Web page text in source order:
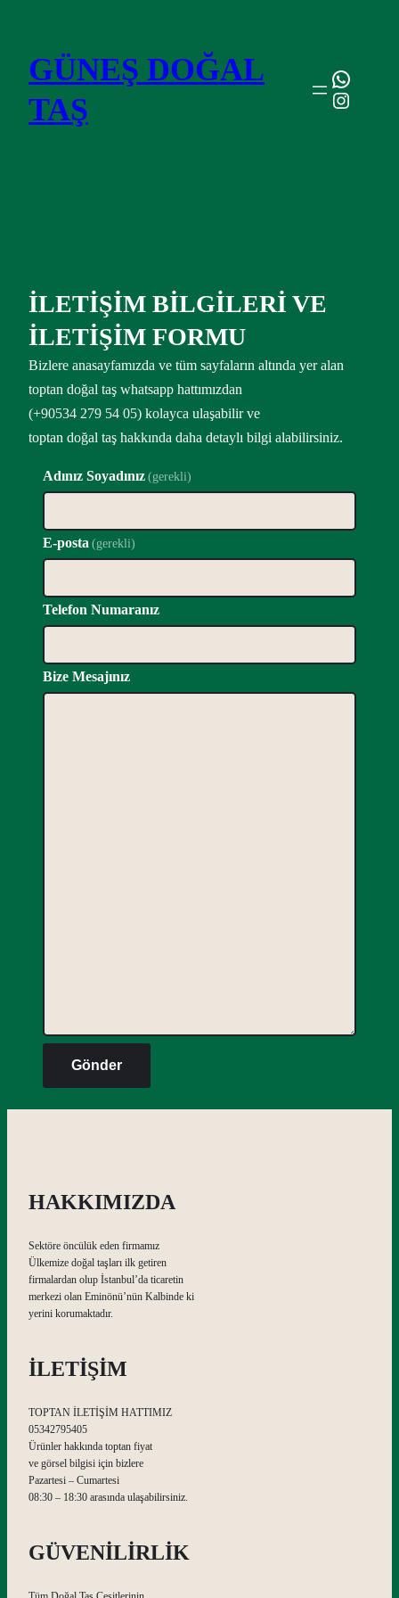
GÜNEŞ DOĞAL
TAŞ
İLETİŞİM BİLGİLERİ VE
İLETİŞİM FORMU
Bizlere anasayfamızda ve tüm sayfaların altında yer alan
toptan doğal taş whatsapp hattımızdan
(+90534 279 54 05) kolayca ulaşabilir ve
toptan doğal taş hakkında daha detaylı bilgi alabilirsiniz.
Adınız Soyadınız (gerekli)
E-posta (gerekli)
Telefon Numaranız
Bize Mesajınız
Gönder
HAKKIMIZDA
Sektöre öncülük eden firmamız
Ülkemize doğal taşları ilk getiren
firmalardan olup İstanbul’da ticaretin
merkezi olan Eminönü’nün Kalbinde ki
yerini korumaktadır.
İLETİŞİM
TOPTAN İLETİŞİM HATTIMIZ
05342795405
Ürünler hakkında toptan fiyat
ve görsel bilgisi için bizlere
Pazartesi – Cumartesi
08:30 – 18:30 arasında ulaşabilirsiniz.
GÜVENİLİRLİK